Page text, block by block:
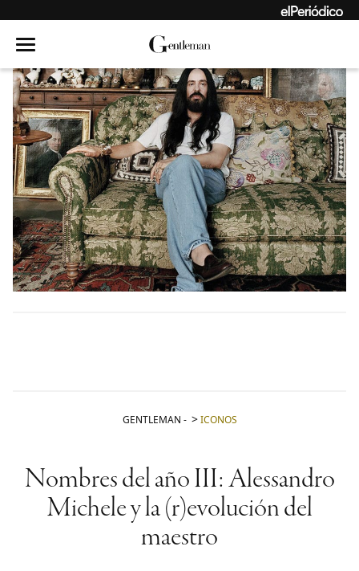
GENTLEMAN - ICONOS
Nombres del año III: Alessandro
Michele y la (r)evolución del
maestro